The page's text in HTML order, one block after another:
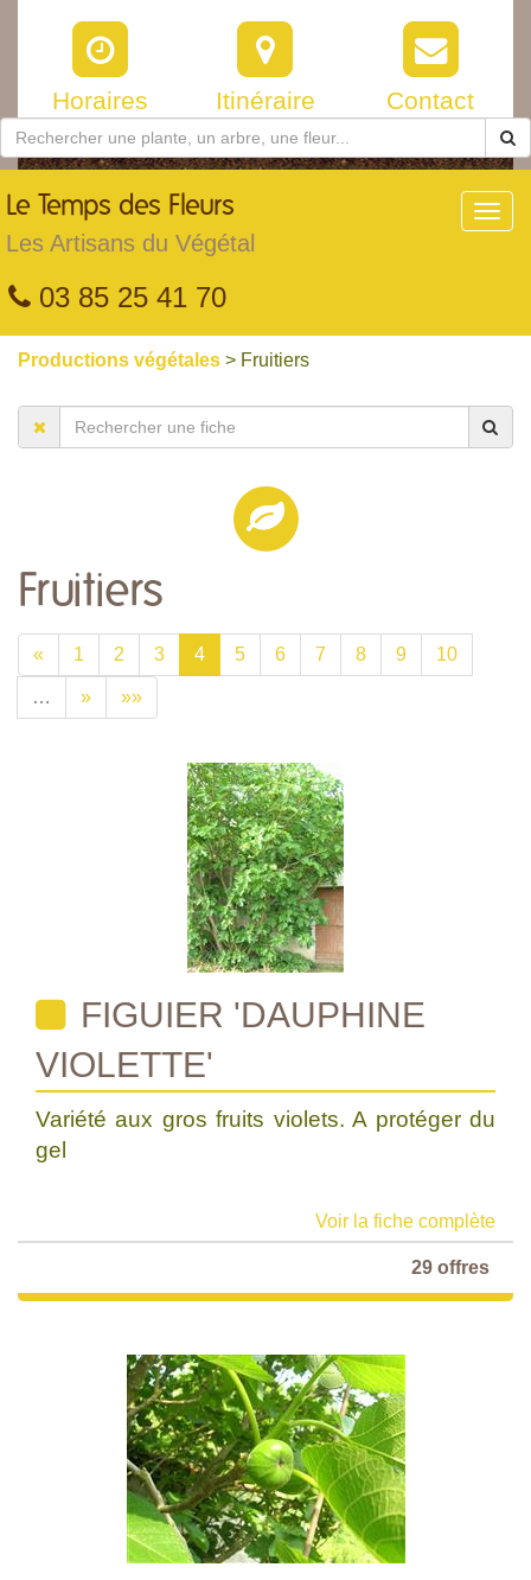
Horaires Itinéraire Contact
Le Temps des Fleurs
Les Artisans du Végétal
03 85 25 41 70
Productions végétales > Fruitiers
Fruitiers
« 1 2 3 4 5 6 7 8 9 10
… » »»
FIGUIER 'DAUPHINE
VIOLETTE'
Variété aux gros fruits violets. A protéger du
gel
Voir la fiche complète
29 offres